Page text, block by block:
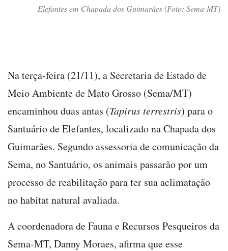
Elefantes em Chapada dos Guimarães (Foto: Sema-MT)
Na terça-feira (21/11), a Secretaria de Estado de
Meio Ambiente de Mato Grosso (Sema/MT)
encaminhou duas antas (Tapirus terrestris) para o
Santuário de Elefantes, localizado na Chapada dos
Guimarães. Segundo assessoria de comunicação da
Sema, no Santuário, os animais passarão por um
processo de reabilitação para ter sua aclimatação
no habitat natural avaliada.
A coordenadora de Fauna e Recursos Pesqueiros da
Sema-MT, Danny Moraes, afirma que esse